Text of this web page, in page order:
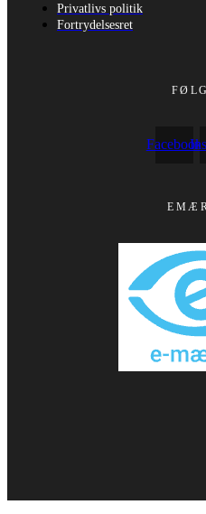
Privatlivs politik
Fortrydelsesret
Facebook